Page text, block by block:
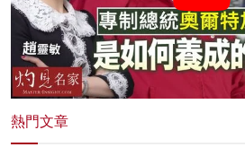
熱門文章